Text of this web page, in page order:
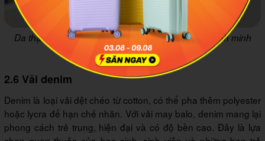
Da thật là loại chất liệu tương đối khó bảo quản. Ảnh minh
họa: Bodaq.vn
2.6 Vải denim
Denim là loại vải dệt chéo từ cotton, có thể pha thêm polyester
hoặc lycra để hạn chế nhăn. Với vải may balo, denim mang lại
phong cách trẻ trung, hiện đại và có độ bền cao. Đây là lựa